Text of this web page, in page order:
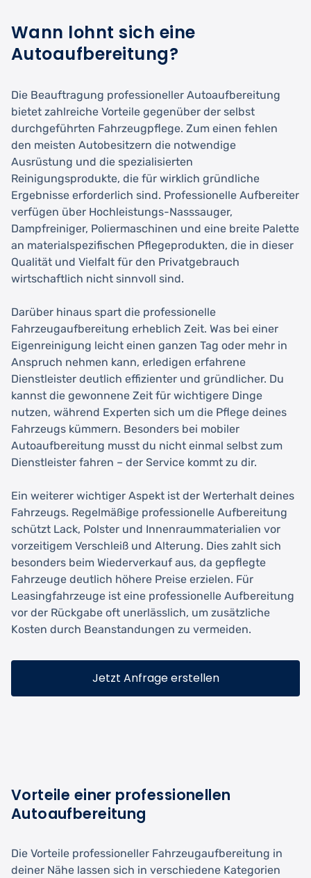
Wann lohnt sich eine
Autoaufbereitung?
Die Beauftragung professioneller Autoaufbereitung
bietet zahlreiche Vorteile gegenüber der selbst
durchgeführten Fahrzeugpflege. Zum einen fehlen
den meisten Autobesitzern die notwendige
Ausrüstung und die spezialisierten
Reinigungsprodukte, die für wirklich gründliche
Ergebnisse erforderlich sind. Professionelle Aufbereiter
verfügen über Hochleistungs-Nasssauger,
Dampfreiniger, Poliermaschinen und eine breite Palette
an materialspezifischen Pflegeprodukten, die in dieser
Qualität und Vielfalt für den Privatgebrauch
wirtschaftlich nicht sinnvoll sind.
Darüber hinaus spart die professionelle
Fahrzeugaufbereitung erheblich Zeit. Was bei einer
Eigenreinigung leicht einen ganzen Tag oder mehr in
Anspruch nehmen kann, erledigen erfahrene
Dienstleister deutlich effizienter und gründlicher. Du
kannst die gewonnene Zeit für wichtigere Dinge
nutzen, während Experten sich um die Pflege deines
Fahrzeugs kümmern. Besonders bei mobiler
Autoaufbereitung musst du nicht einmal selbst zum
Dienstleister fahren – der Service kommt zu dir.
Ein weiterer wichtiger Aspekt ist der Werterhalt deines
Fahrzeugs. Regelmäßige professionelle Aufbereitung
schützt Lack, Polster und Innenraummaterialien vor
vorzeitigem Verschleiß und Alterung. Dies zahlt sich
besonders beim Wiederverkauf aus, da gepflegte
Fahrzeuge deutlich höhere Preise erzielen. Für
Leasingfahrzeuge ist eine professionelle Aufbereitung
vor der Rückgabe oft unerlässlich, um zusätzliche
Kosten durch Beanstandungen zu vermeiden.
Jetzt Anfrage erstellen
Vorteile einer professionellen
Autoaufbereitung
Die Vorteile professioneller Fahrzeugaufbereitung in
deiner Nähe lassen sich in verschiedene Kategorien